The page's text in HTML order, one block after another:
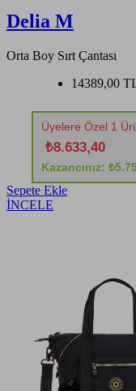
Delia M
Orta Boy Sırt Çantası
14389,00
Üyelere Özel 1
₺8.633,40
Kazancınız:
Sepete Ekle
İNCELE